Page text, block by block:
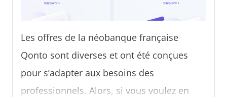
Les offres de la néobanque française
Qonto sont diverses et ont été conçues
pour s’adapter aux besoins des
professionnels. Alors, si vous voulez en